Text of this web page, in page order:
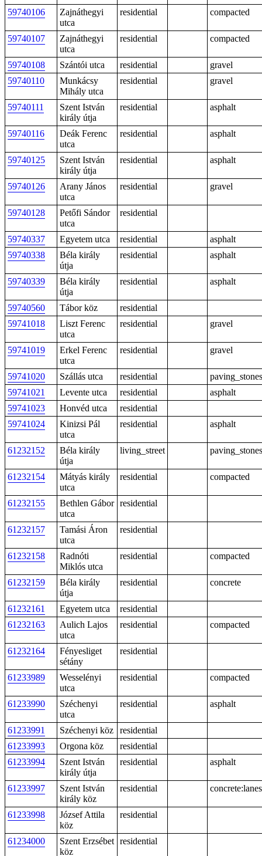
59740106
Zajnáthegyi
utca
residential compacted
59740107
Zajnáthegyi
utca
residential compacted
59740108 Szántói utca residential
gravel
59740110
Munkácsy
Mihály utca
residential gravel
59740111
Szent István
király útja
residential asphalt
59740116
Deák Ferenc
utca
residential asphalt
59740125
Szent István
király útja
residential asphalt
59740126
Arany János
utca
residential gravel
59740128
Petőfi Sándor
utca
residential
59740337 Egyetem utca residential
asphalt
59740338
Béla király
útja
residential asphalt
59740339
Béla király
útja
residential asphalt
59740560 Tábor köz
residential
59741018
Liszt Ferenc
utca
residential gravel
59741019
Erkel Ferenc
utca
residential gravel
59741020 Szállás utca residential
paving_stones
59741021
Levente utca residential
asphalt
59741023
Honvéd utca
residential
59741024
Kinizsi Pál
utca
residential asphalt
61232152
Béla király
útja
living_street paving_stones
61232154
Mátyás király
utca
residential compacted
61232155
Bethlen Gábor
utca
residential
61232157
Tamási Áron
utca
residential
61232158
Radnóti
Miklós utca
residential compacted
61232159
Béla király
útja
residential concrete
61232161 Egyetem utca
residential
61232163
Aulich Lajos
utca
residential compacted
61232164
Fényesliget
sétány
residential
61233989
Wesselényi
utca
residential compacted
61233990
Széchenyi
utca
residential asphalt
61233991 Széchenyi köz
residential
61233993
Orgona köz
residential
61233994
Szent István
király útja
residential asphalt
61233997
Szent István
király köz
residential concrete:lanes
61233998
József Attila
köz
residential
61234000
Szent Erzsébet
köz
residential